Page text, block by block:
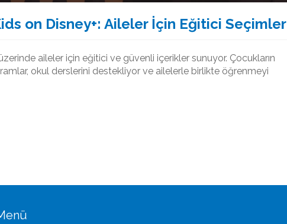
on Disney+: Aileler İçin Eğitici Seçimler
aileler için eğitici ve güvenli içerikler sunuyor. Çocukların
okul derslerini destekliyor ve ailelerle birlikte öğrenmeyi